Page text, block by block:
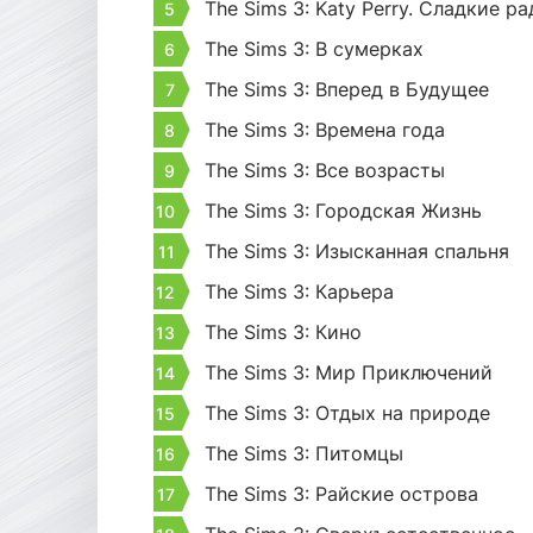
The Sims 3: Katy Perry. Сладкие
The Sims 3: В сумерках
The Sims 3: Вперед в Будущее
The Sims 3: Времена года
The Sims 3: Все возрасты
The Sims 3: Городская Жизнь
The Sims 3: Изысканная спальня
The Sims 3: Карьера
The Sims 3: Кино
The Sims 3: Мир Приключений
The Sims 3: Отдых на природе
The Sims 3: Питомцы
The Sims 3: Райские острова